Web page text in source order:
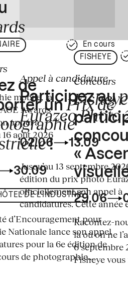
mobile, la
Awards
appel à
16 août 2026
En cours
de
unPrix de
!
30.09
DE L'INDUSTRIE
d’Encouragement pour
Nationale lance son appel
pour la 6e édition de
de photographie...
Appel à candidature
Participez au
Eurazeo Photo
02.06 13.09
Jusqu’au 13 septembre
édition du prix photo
officiellement son appel à
candidatures. Cette année
FISHEYE
Concours
Fisheye
«
29.06
Racontez-
là où on ne
6 septembre
Fisheye